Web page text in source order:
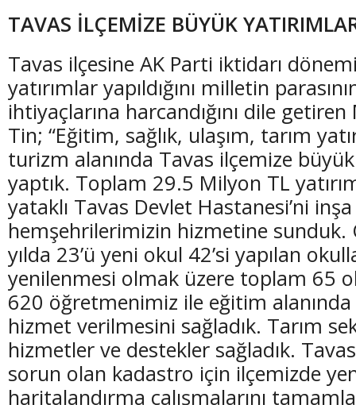
TAVAS İLÇEMİZE BÜYÜK
Tavas ilçesine AK Parti iktidarı
yatırımlar yapıldığını milletin
ihtiyaçlarına harcandığını dile
Tin; “Eğitim, sağlık, ulaşım, tarım
turizm alanında Tavas ilçemize
yaptık. Toplam 29.5 Milyon TL
yataklı Tavas Devlet Hastanesi’ni
hemşehrilerimizin hizmetine sunduk.
yılda 23’ü yeni okul 42’si yapılan
yenilenmesi olmak üzere toplam 65
620 öğretmenimiz ile eğitim
hizmet verilmesini sağladık. Tarım
hizmetler ve destekler sağladık.
sorun olan kadastro için ilçemizde
haritalandırma çalışmalarını